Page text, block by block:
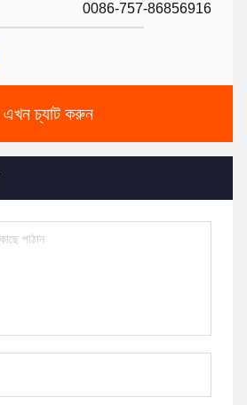
0086-757-86856916
এখন চ্যাট করুন